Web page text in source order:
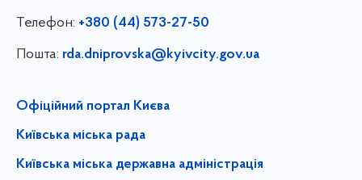
Телефон: +380 (44) 573-27-50
Пошта: rda.dniprovska@kyivcity.gov.ua
Офіційний портал Києва
Київська міська рада
Київська міська державна адміністрація